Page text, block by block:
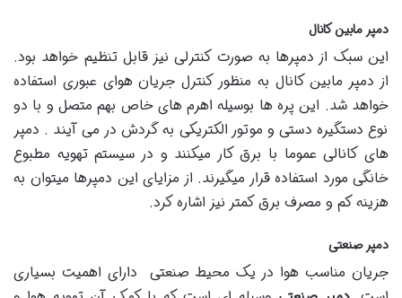
دمپر مابین کانال
این سبک از دمپرها به صورت کنترلی نیز قابل تنظیم خواهد بود.
از دمپر مابین کانال به منظور کنترل جریان هوای عبوری استفاده
خواهد شد. این پره ها بوسیله اهرم های خاص بهم متصل و با دو
نوع دستگیره دستی و موتور الکتریکی به گردش در می آیند . دمپر
های کانالی عموما با برق کار میکنند و در سیستم تهویه مطبوع
خانگی مورد استفاده قرار میگیرند. از مزایای این دمپرها میتوان به
هزینه کم و مصرف برق کمتر نیز اشاره کرد.
دمپر صنعتی
جریان مناسب هوا در یک محیط صنعتی دارای اهمیت بسیاری